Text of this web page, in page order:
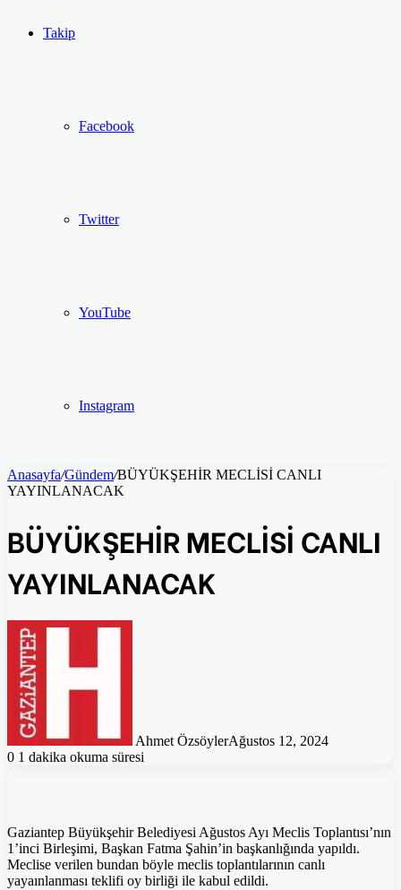
...
Ol
Takip
Facebook
Twitter
YouTube
Instagram
Anasayfa/Gündem/BÜYÜKŞEHİR MECLİSİ CANLI
YAYINLANACAK
BÜYÜKŞEHİR MECLİSİ CANLI
YAYINLANACAK
Ahmet ÖzsöylerAğustos 12, 2024
0 1 dakika okuma süresi
Gaziantep Büyükşehir Belediyesi Ağustos Ayı Meclis Toplantısı’nın
1’inci Birleşimi, Başkan Fatma Şahin’in başkanlığında yapıldı.
Meclise verilen bundan böyle meclis toplantılarının canlı
yayaınlanması teklifi oy birliği ile kabul edildi.